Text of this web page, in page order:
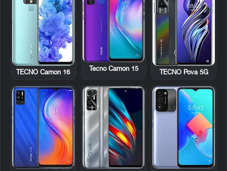
TECNO Pova 5G
Tecno Camon 15
TECNO Camon 16